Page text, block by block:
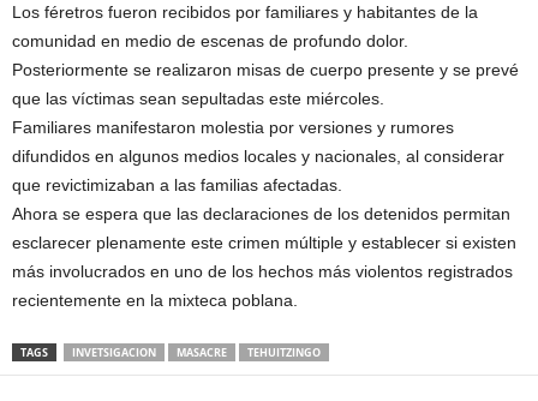
Los féretros fueron recibidos por familiares y habitantes de la
comunidad en medio de escenas de profundo dolor.
Posteriormente se realizaron misas de cuerpo presente y se prevé
que las víctimas sean sepultadas este miércoles.
Familiares manifestaron molestia por versiones y rumores
difundidos en algunos medios locales y nacionales, al considerar
que revictimizaban a las familias afectadas.
Ahora se espera que las declaraciones de los detenidos permitan
esclarecer plenamente este crimen múltiple y establecer si existen
más involucrados en uno de los hechos más violentos registrados
recientemente en la mixteca poblana.
TAGS INVETSIGACION MASACRE TEHUITZINGO